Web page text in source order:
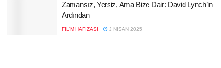
Zamansız, Yersiz, Ama Bize Dair: David Lynch’in
Ardından
FIL'M HAFIZASI 2 NISAN 2025